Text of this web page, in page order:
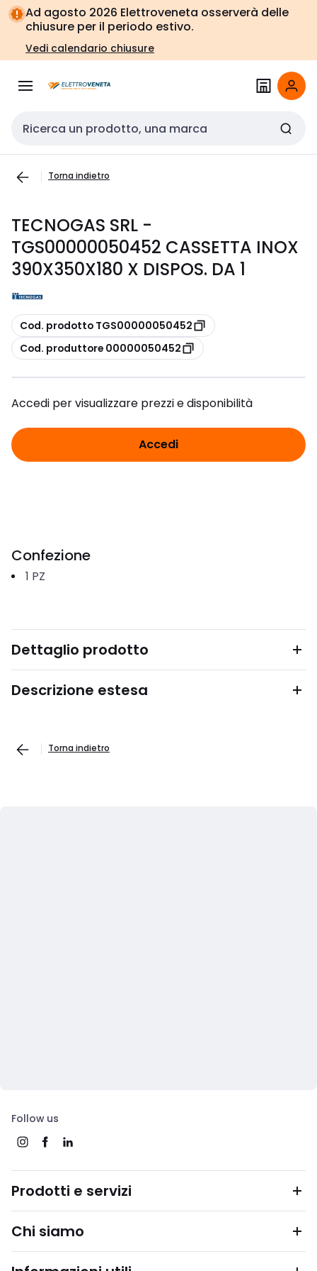
Vai alla
navigazione
Vai
alla
pagina
Ad agosto 2026 Elettroveneta osserverà delle
chiusure per il periodo estivo.
Vedi calendario chiusure
Cerca input
Torna indietro
TECNOGAS SRL -
TGS00000050452 CASSETTA INOX
390X350X180 X DISPOS. DA 1
copia
Cod. prodotto TGS00000050452
copia
Cod. produttore 00000050452
Accedi per visualizzare prezzi e disponibilità
Accedi
Confezione
1 PZ
Dettaglio prodotto
Descrizione estesa
Torna indietro
Follow us
Prodotti e servizi
Chi siamo